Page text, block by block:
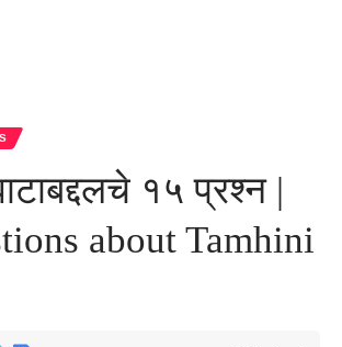
१५ प्रश्न |
about Tamhini